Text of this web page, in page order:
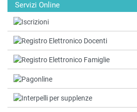
Servizi Online